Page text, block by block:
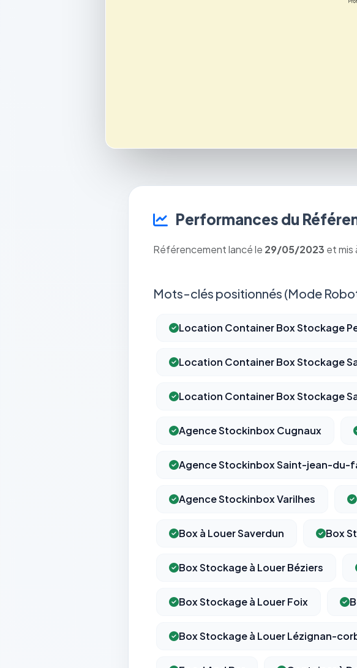
Performances du
Référencement lancé le 29/05/2023 et mis
Mots-clés positionnés (Mode
Location Container Box Stockage
Location Container Box Stockage
Location Container Box Stockage
Agence Stockinbox Cugnaux
Agence Stockinbox Saint-jean-du-
Agence Stockinbox Varilhes
Box à Louer Saverdun Box
Box Stockage à Louer Béziers
Box Stockage à Louer Foix
Box Stockage à Louer Lézignan-
⚙️
Cookies
mémorisation de
pas être
Nous aident à
(pages visitées,